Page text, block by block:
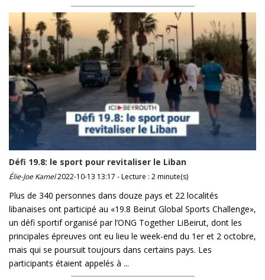
Défi 19.8: le sport pour revitaliser le Liban
Élie-Joe Kamel2022-10-13 13:17 - Lecture : 2 minute(s)
Plus de 340 personnes dans douze pays et 22 localités
libanaises ont participé au «19.8 Beirut Global Sports Challenge»,
un défi sportif organisé par l’ONG Together LiBeirut, dont les
principales épreuves ont eu lieu le week-end du 1er et 2 octobre,
mais qui se poursuit toujours dans certains pays. Les
participants étaient appelés à ...